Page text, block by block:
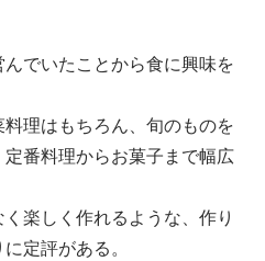
でいたことから食に興味を
理はもちろん、旬のものを
番料理からお菓子まで幅広
楽しく作れるような、作り
定評がある。